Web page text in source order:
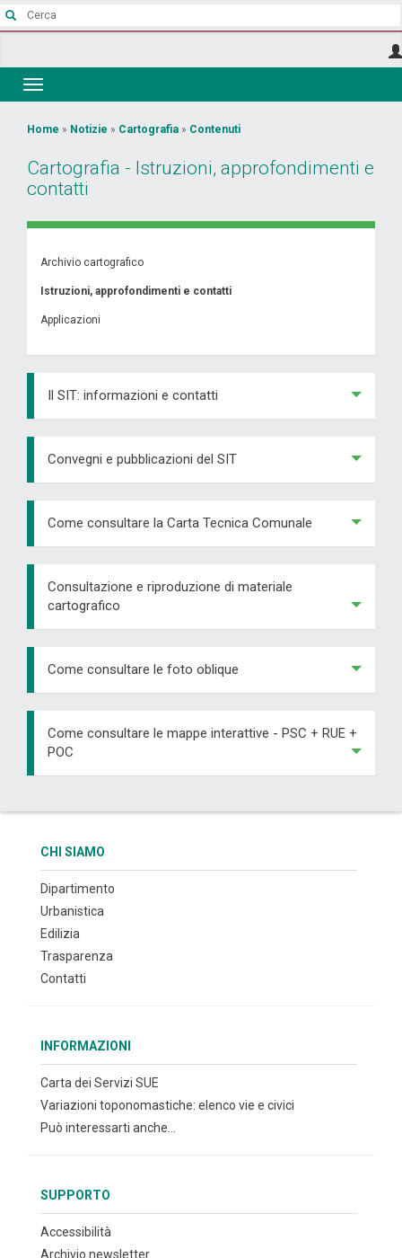
Salta
Toggle
navigation
Tu
sei
qui
Home » Notizie » Cartografia » Contenuti
Cartografia - Istruzioni, approfondimenti e
contatti
Archivio cartografico
Istruzioni, approfondimenti e contatti
Applicazioni
Il SIT: informazioni e contatti
Convegni e pubblicazioni del SIT
Come consultare la Carta Tecnica Comunale
Consultazione e riproduzione di materiale
cartografico
Come consultare le foto oblique
Come consultare le mappe interattive - PSC + RUE +
POC
CHI SIAMO
Dipartimento
Urbanistica
Edilizia
Trasparenza
Contatti
INFORMAZIONI
Carta dei Servizi SUE
Variazioni toponomastiche: elenco vie e civici
Può interessarti anche...
SUPPORTO
Accessibilità
Archivio newsletter